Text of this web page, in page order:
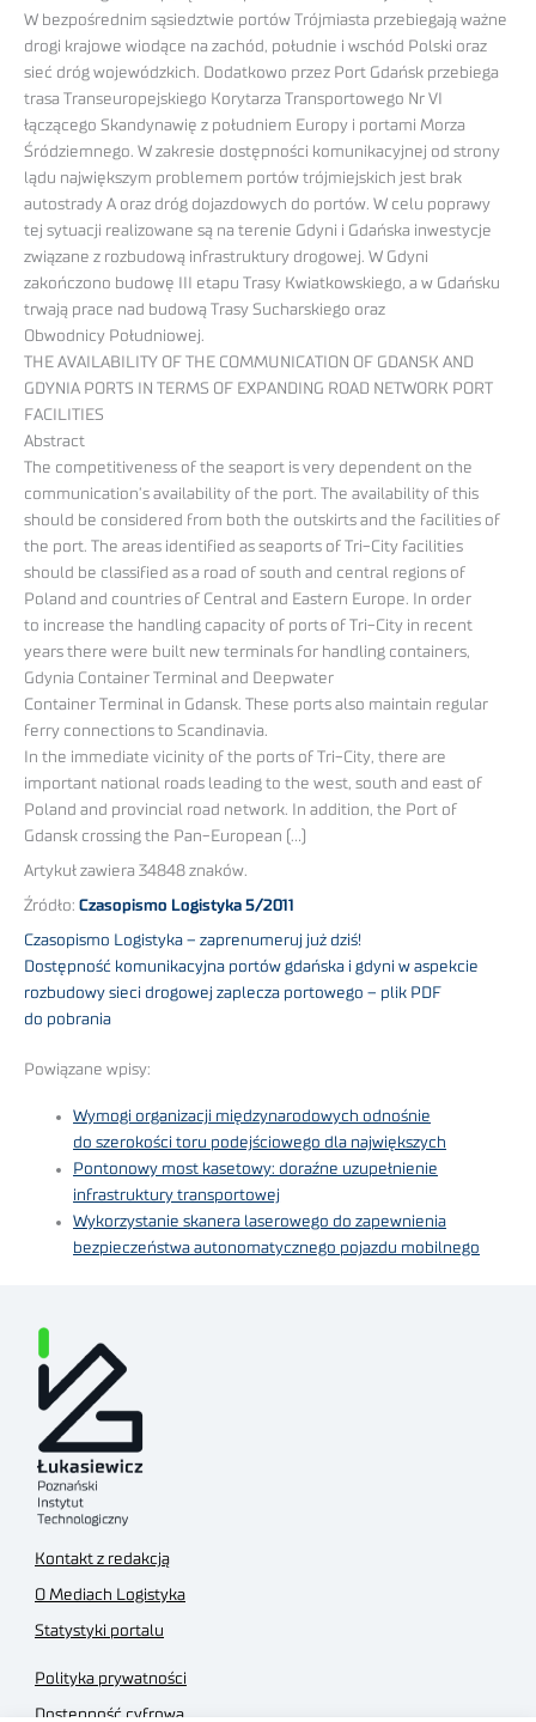
W bezpośrednim sąsiedztwie portów Trójmiasta przebiegają ważne
drogi krajowe wiodące na zachód, południe i wschód Polski oraz
sieć dróg wojewódzkich. Dodatkowo przez Port Gdańsk przebiega
trasa Transeuropejskiego Korytarza Transportowego Nr VI
łączącego Skandynawię z południem Europy i portami Morza
Śródziemnego. W zakresie dostępności komunikacyjnej od strony
lądu największym problemem portów trójmiejskich jest brak
autostrady A oraz dróg dojazdowych do portów. W celu poprawy
tej sytuacji realizowane są na terenie Gdyni i Gdańska inwestycje
związane z rozbudową infrastruktury drogowej. W Gdyni
zakończono budowę III etapu Trasy Kwiatkowskiego, a w Gdańsku
trwają prace nad budową Trasy Sucharskiego oraz
Obwodnicy Południowej.
THE AVAILABILITY OF THE COMMUNICATION OF GDANSK AND
GDYNIA PORTS IN TERMS OF EXPANDING ROAD NETWORK PORT
FACILITIES
Abstract
The competitiveness of the seaport is very dependent on the
communication’s availability of the port. The availability of this
should be considered from both the outskirts and the facilities of
the port. The areas identified as seaports of Tri-City facilities
should be classified as a road of south and central regions of
Poland and countries of Central and Eastern Europe. In order
to increase the handling capacity of ports of Tri-City in recent
years there were built new terminals for handling containers,
Gdynia Container Terminal and Deepwater
Container Terminal in Gdansk. These ports also maintain regular
ferry connections to Scandinavia.
In the immediate vicinity of the ports of Tri-City, there are
important national roads leading to the west, south and east of
Poland and provincial road network. In addition, the Port of
Gdansk crossing the Pan-European (…)
Artykuł zawiera 34848 znaków.
Źródło: Czasopismo Logistyka 5/2011
Czasopismo Logistyka – zaprenumeruj już dziś!
Dostępność komunikacyjna portów gdańska i gdyni w aspekcie
rozbudowy sieci drogowej zaplecza portowego – plik PDF
do pobrania
Powiązane wpisy:
Wymogi organizacji międzynarodowych odnośnie
do szerokości toru podejściowego dla największych
Pontonowy most kasetowy: doraźne uzupełnienie
infrastruktury transportowej
Wykorzystanie skanera laserowego do zapewnienia
bezpieczeństwa autonomatycznego pojazdu mobilnego
Kontakt z redakcją
O Mediach Logistyka
Statystyki portalu
Polityka prywatności
Dostępność cyfrowa